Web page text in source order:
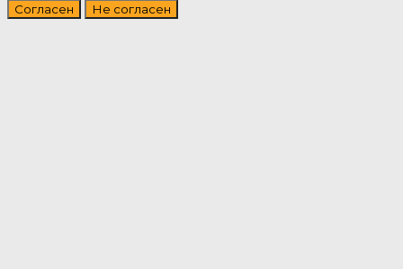
Согласен Не согласен